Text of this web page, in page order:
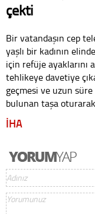
çekti
Bir vatandaşın cep
yaşlı bir kadının
için refüje ayaklarını
tehlikeye davetiye
geçmesi ve uzun
bulunan taşa
İHA